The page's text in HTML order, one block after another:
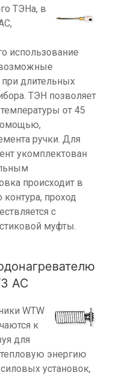
ТЭНа, в
использование
длительных
ТЭН позволяет
от 45
ручки. Для
укомплектован
происходит в
проход
с
муфты.
AC
WTW
к
для
энергию
установок,